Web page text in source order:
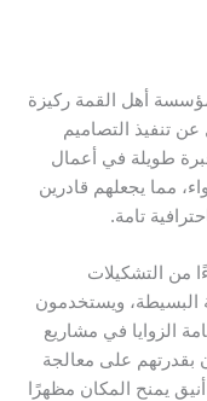
أهل القمة ركيزة
تنفيذ التصاميم
طويلة في أعمال
مما يجعلهم قادرين
تامة.
من التشكيلات
البسيطة، ويستخدمون
الزوايا في مشاريع
بقدرتهم على معالجة
يمنح المكان مظهرًا